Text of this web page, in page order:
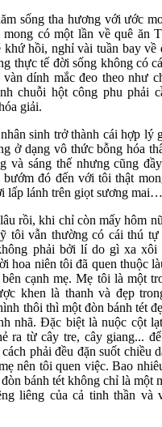
sống tha hương với ước
có một lần về quê ăn
khứ hồi, nghỉ vài tuần bay về
thực tế đời sống không có
dính mắc đeo theo như
chuỗi hột công phu phải
giải.
sinh trở thành cái hợp lý
ở dạng vô thức bỗng hóa
và sáng thế nhưng cũng
đó đến với tôi thật
lấp lánh trên giọt sương mai…
rồi, khi chỉ còn mấy hôm
tôi vẫn thường có cái thú tự
phải bởi lí do gì xa xôi
hoa niên tôi đã quen thuộc
cạnh mẹ. Mẹ tôi là một
khen là thanh và đẹp
thôi thì một đòn bánh tét
nhã. Đặc biệt là nuộc cột
ra từ cây tre, cây giang...
phải đều đặn suốt chiều
nên tôi quen việc. Bao
bánh tét không chỉ là một
liêng của cả tinh thần và